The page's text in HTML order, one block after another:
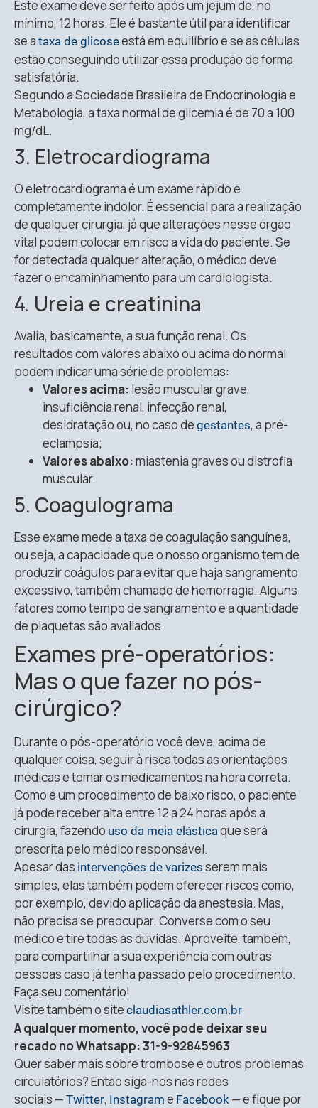
Este exame deve ser feito após um jejum de, no
mínimo, 12 horas. Ele é bastante útil para identificar
se a taxa de glicoseestá em equilíbrio e se as células
estão conseguindo utilizar essa produção de forma
satisfatória.
Segundo a Sociedade Brasileira de Endocrinologia e
Metabologia, a taxa normal de glicemia é de 70 a 100
mg/dL.
3. Eletrocardiograma
O eletrocardiograma é um exame rápido e
completamente indolor. É essencial para a realização
de qualquer cirurgia, já que alterações nesse órgão
vital podem colocar em risco a vida do paciente. Se
for detectada qualquer alteração, o médico deve
fazer o encaminhamento para um cardiologista.
4. Ureia e creatinina
Avalia, basicamente, a sua função renal. Os
resultados com valores abaixo ou acima do normal
podem indicar uma série de problemas:
Valores acima: lesão muscular grave,
insuficiência renal, infecção renal,
desidratação ou, no caso de gestantes, a pré-
eclampsia;
Valores abaixo:miastenia graves ou distrofia
muscular.
5. Coagulograma
Esse exame mede a taxa de coagulação sanguínea,
ou seja, a capacidade que o nosso organismo tem de
produzir coágulos para evitar que haja sangramento
excessivo, também chamado de hemorragia. Alguns
fatores como tempo de sangramento e a quantidade
de plaquetas são avaliados.
Exames pré-operatórios:
Mas o que fazer no pós-
cirúrgico?
Durante o pós-operatório você deve, acima de
qualquer coisa, seguir à risca todas as orientações
médicas e tomar os medicamentos na hora correta.
Como é um procedimento de baixo risco, o paciente
já pode receber alta entre 12 a 24 horas após a
cirurgia, fazendo uso da meia elástica que será
prescrita pelo médico responsável.
Apesar das intervenções de varizes serem mais
simples, elas também podem oferecer riscos como,
por exemplo, devido aplicação da anestesia. Mas,
não precisa se preocupar. Converse com o seu
médico e tire todas as dúvidas. Aproveite, também,
para compartilhar a sua experiência com outras
pessoas caso já tenha passado pelo procedimento.
Faça seu comentário!
Visite também o site claudiasathler.com.br
A qualquer momento, você pode deixar seu
recado no Whatsapp: 31-9-92845963
Quer saber mais sobre trombose e outros problemas
circulatórios? Então siga-nos nas redes
sociais — Twitter, Instagram e Facebook — e fique por